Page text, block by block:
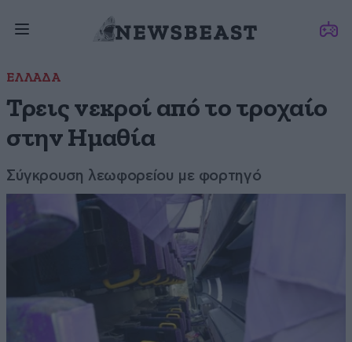
ΕΛΛΑΔΑ
Τρεις νεκροί από το τροχαίο
στην Ημαθία
Σύγκρουση λεωφορείου με φορτηγό